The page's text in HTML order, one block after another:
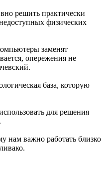
решить практически
физических
заменят
опережения не
база, которую
для решения
нам важно работать близко